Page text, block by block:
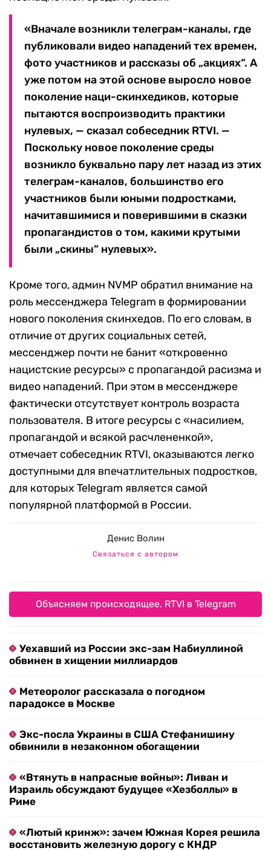
«Вначале возникли телеграм-каналы, где
публиковали видео нападений тех времен,
фото участников и рассказы об „акциях“. А
уже потом на этой основе выросло новое
поколение наци-скинхедиков, которые
пытаются воспроизводить практики
нулевых, — сказал собеседник RTVI. —
Поскольку новое поколение среды
возникло буквально пару лет назад из этих
телеграм-каналов, большинство его
участников были юными подростками,
начитавшимися и поверившими в сказки
пропагандистов о том, какими крутыми
были „скины“ нулевых».
Кроме того, админ NVMP обратил внимание на
роль мессенджера Telegram в формировании
нового поколения скинхедов. По его словам, в
отличие от других социальных сетей,
мессенджер почти не банит «откровенно
нацистские ресурсы» с пропагандой расизма и
видео нападений. При этом в мессенджере
фактически отсутствует контроль возраста
пользователя. В итоге ресурсы с «насилием,
пропагандой и всякой расчлененкой»,
отмечает собеседник RTVI, оказываются легко
доступными для впечатлительных подростков,
для которых Telegram является самой
популярной платформой в России.
Денис Волин
Связаться с автором
Объясняем происходящее. RTVI в Telegram
Уехавший из России экс-зам Набиуллиной
обвинен в хищении миллиардов
Метеоролог рассказала о погодном
парадоксе в Москве
Экс-посла Украины в США Стефанишину
обвинили в незаконном обогащении
«Втянуть в напрасные войны»: Ливан и
Израиль обсуждают будущее «Хезболлы» в
Риме
«Лютый кринж»: зачем Южная Корея решила
восстановить железную дорогу с КНДР